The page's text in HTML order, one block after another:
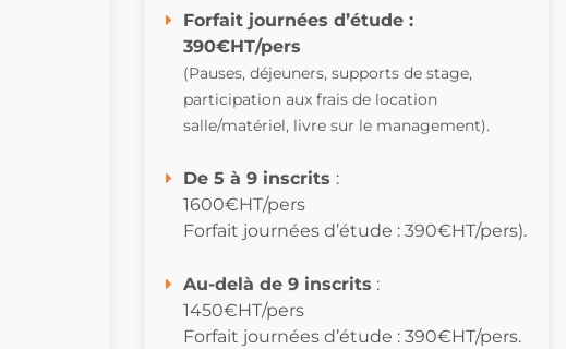
Forfait journées d’étude :
390€HT/pers
(Pauses, déjeuners, supports de stage,
participation aux frais de location
salle/matériel, livre sur le management).
De 5 à 9 inscrits :
1600€HT/pers
Forfait journées d’étude : 390€HT/pers).
Au-delà de 9 inscrits :
1450€HT/pers
Forfait journées d’étude : 390€HT/pers.